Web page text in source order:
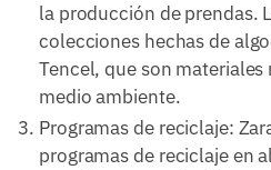
la producción de prendas.
colecciones hechas de
Tencel, que son materiales
medio ambiente.
Programas de reciclaje:
programas de reciclaje en